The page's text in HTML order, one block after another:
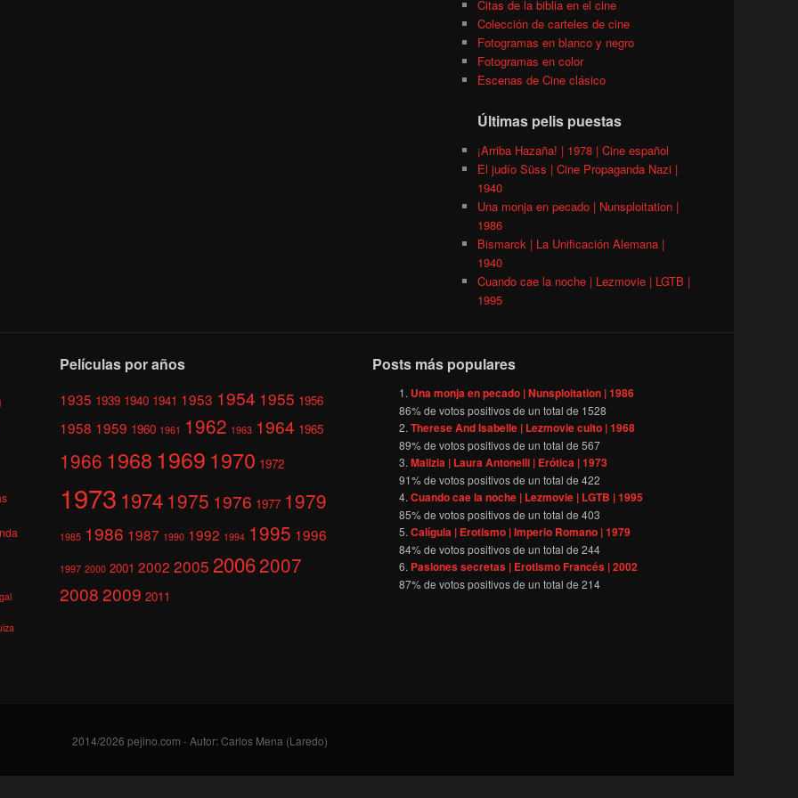
Citas de la biblia en el cine
Colección de carteles de cine
Fotogramas en blanco y negro
Fotogramas en color
Escenas de Cine clásico
Últimas pelis puestas
¡Arriba Hazaña! | 1978 | Cine español
El judío Süss | Cine Propaganda Nazi |
1940
Una monja en pecado | Nunsploitation |
1986
Bismarck | La Unificación Alemana |
1940
Cuando cae la noche | Lezmovie | LGTB |
1995
Películas por años
1935 1939 1940 1941 1953 1954 1955 1956
1958 1959 1960 1961 1962 1963 1964 1965
1966 1968 1969 1970 1972
1973 1974 1975 1976 1977 1979
1985 1986 1987 1990 1992 1994 1995 1996
1997 2000 2001 2002 2005 20062007
20082009 2011
Posts más populares
Una monja en pecado | Nunsploitation | 1986
86% de votos positivos de un total de 1528
Therese And Isabelle | Lezmovie culto | 1968
89% de votos positivos de un total de567
Malizia | Laura Antonelli | Erótica | 1973
91% de votos positivos de un total de422
Cuando cae la noche | Lezmovie | LGTB | 1995
85% de votos positivos de un total de403
Calígula | Erotismo | Imperio Romano | 1979
84% de votos positivos de un total de244
Pasiones secretas | Erotismo Francés | 2002
87% de votos positivos de un total de214
2014/2026 pejino.com - Autor: Carlos Mena (Laredo)